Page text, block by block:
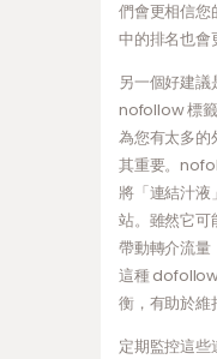
們會更相信您
中的排名也會
另一個好建議
nofollow 標
為您有太多的
其重要。
將「連結汁液
站。雖然它可
帶動轉介流量
這種
衡，有助於維
定期監控這些